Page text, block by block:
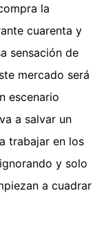
la
cuarenta y
sensación de
mercado será
escenario
a salvar un
trabajar en los
y solo
a cuadrar